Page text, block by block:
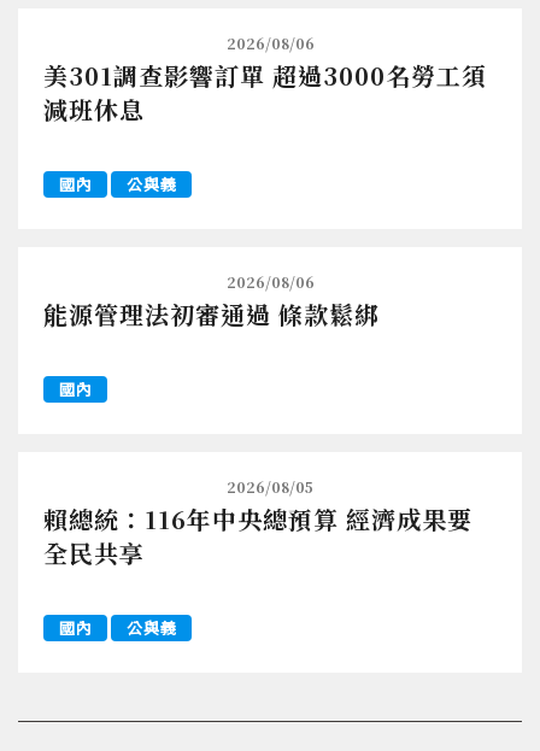
2026/08/06
美301調查影響訂單 超過3000名勞工須
減班休息
國內 公與義
2026/08/06
能源管理法初審通過 條款鬆綁
國內
2026/08/05
賴總統：116年中央總預算 經濟成果要
全民共享
國內 公與義